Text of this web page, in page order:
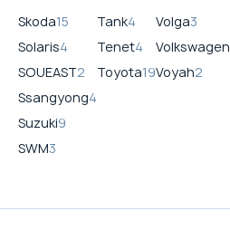
Skoda15
Solaris4
SOUEAST2
Ssangyong4
Suzuki9
SWM3
Tank4
Tenet4
Toyota19
Volga3
Volkswagen
Voyah2